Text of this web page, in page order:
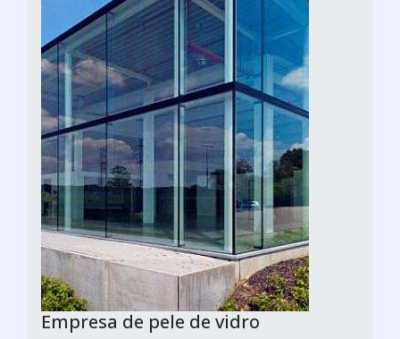
Empresa de pele de vidro